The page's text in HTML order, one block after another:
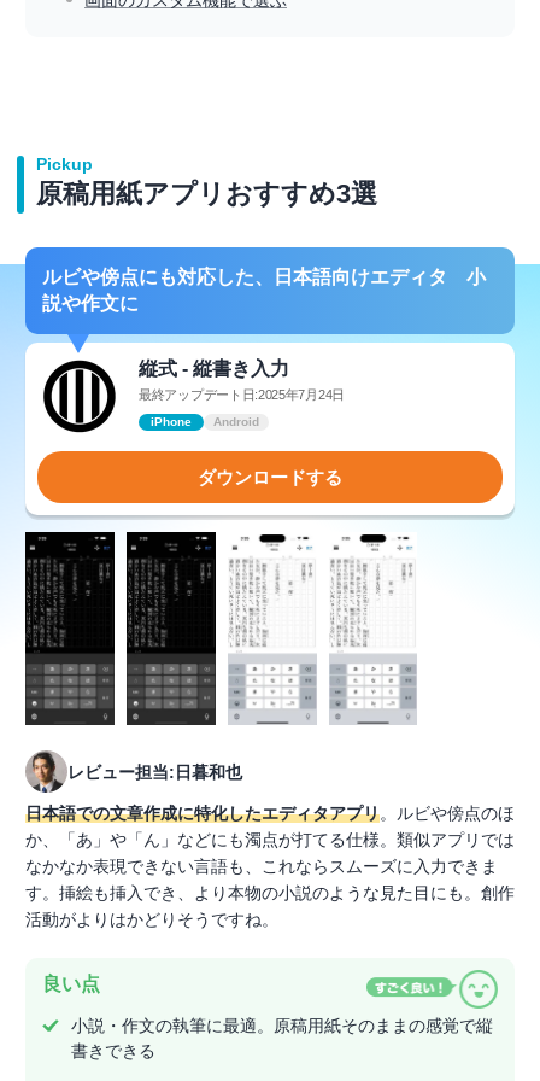
Pickup
原稿用紙アプリおすすめ3選
ルビや傍点にも対応した、日本語向けエディタ 小
説や作文に
縦式 - 縦書き入力
最終アップデート日:2025年7月24日
iPhone Android
ダウンロードする
レビュー担当:日暮和也
日本語での文章作成に特化したエディタアプリ。ルビや傍点のほ
か、「あ」や「ん」などにも濁点が打てる仕様。類似アプリでは
なかなか表現できない言語も、これならスムーズに入力できま
す。挿絵も挿入でき、より本物の小説のような見た目にも。創作
活動がよりはかどりそうですね。
良い点
小説・作文の執筆に最適。原稿用紙そのままの感覚で縦
書きできる